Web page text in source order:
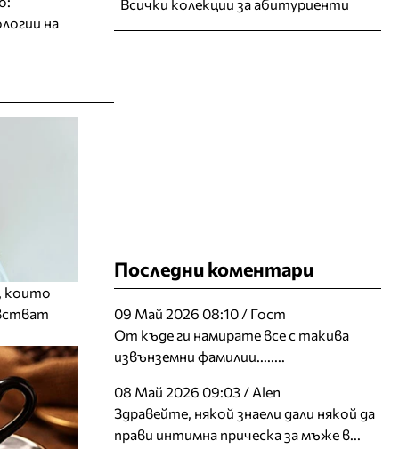
на
които
Всички колекции за абитуриенти
Последни коментари
09 Май 2026 08:10 / Гост
От къде ги намирате все с такива
извънземни фамилии........
08 Май 2026 09:03 / Alen
Здравейте, някой знаели дали някой да
прави интимна прическа за мъже в...